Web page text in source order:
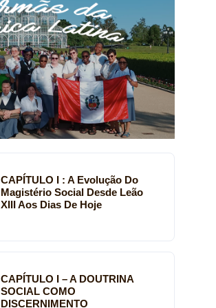
CAPÍTULO I : A Evolução Do
Magistério Social Desde Leão
XIII Aos Dias De Hoje
CAPÍTULO I – A DOUTRINA
SOCIAL COMO
DISCERNIMENTO